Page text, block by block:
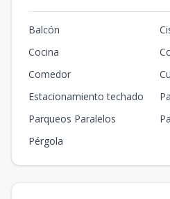
Balcón
Cocina
Comedor
Estacionamiento techado
Parqueos Paralelos
Pérgola